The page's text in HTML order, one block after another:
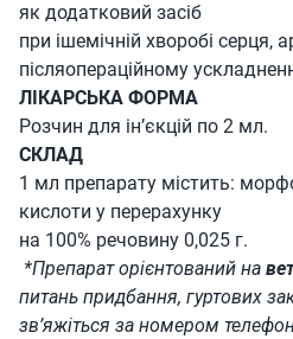
як додатковий засіб
при ішемічній хворобі серця,
післяопераційному
ЛІКАРСЬКА ФОРМА
Розчин для ін’єкцій по 2 мл.
СКЛАД
1 мл препарату містить:
кислоти у перерахунку
на 100% речовину 0,025 г.
*Препарат орієнтований на
питань придбання, гуртових
зв’яжіться за номером